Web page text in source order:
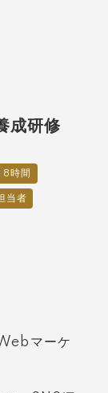
成研修
時間
当者
マーケ